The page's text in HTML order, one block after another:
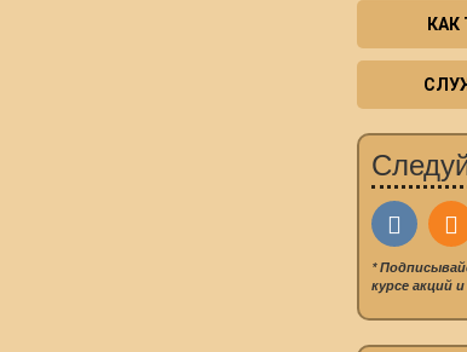
КАК
*
курсе акций